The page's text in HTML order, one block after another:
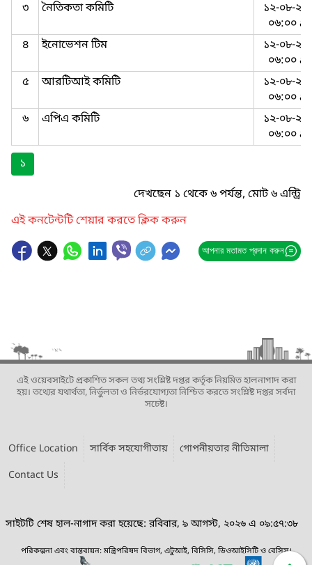
৩
নৈতিকতা কমিটি
১২-০৮-
০৬:০০
৪
ইনোভেশন টিম
১২-০৮-
০৬:০০
৫
আরটিআই কমিটি
১২-০৮-
০৬:০০
৬
এপিএ কমিটি
১২-০৮-
০৬:০০
১
দেখছেন ১ থেকে ৬ পর্যন্ত, মোট ৬ এন্ট্রি
এই কনটেন্টটি শেয়ার করতে ক্লিক করুন
আপনার মতামত প্রদান করুন
এই ওয়েবসাইটে প্রকাশিত সকল তথ্য সংশ্লিষ্ট দপ্তর কর্তৃক নিয়মিত হালনাগাদ করা
হয়। তথ্যের যথার্থতা, নির্ভুলতা ও নির্ভরযোগ্যতা নিশ্চিত করতে সংশ্লিষ্ট দপ্তর সর্বদা
সচেষ্ট।
Office Location সার্বিক সহযোগীতায়
গোপনীয়তার নীতিমালা
Contact Us
সাইটটি শেষ হাল-নাগাদ করা হয়েছে: রবিবার, ৯ আগস্ট, ২০২৬ এ ০৯:৫৭:৩৮
পরিকল্পনা এবং বাস্তবায়ন: মন্ত্রিপরিষদ বিভাগ, এটুআই, বিসিসি, ডিওআইসিটি ও বেসিস।